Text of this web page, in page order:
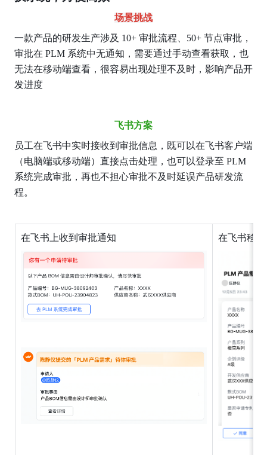
场景挑战
一款产品的研发生产涉及 10+ 审批流程、50+ 节点审批，
审批在 PLM 系统中无通知，需要通过手动查看获取，也
无法在移动端查看，很容易出现处理不及时，影响产品开
发进度
飞书方案
员工在飞书中实时接收到审批信息，既可以在飞书客户端
（电脑端或移动端）直接点击处理，也可以登录至 PLM
系统完成审批，再也不担心审批不及时延误产品研发流
程。
在飞书上收到审批通知 在飞书移